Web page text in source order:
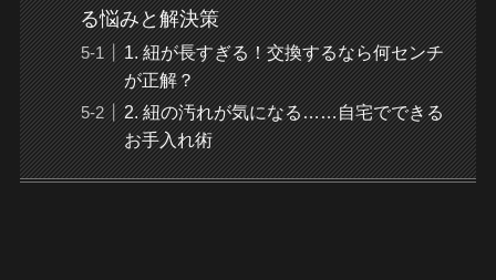
る悩みと解決策
1. 紐が長すぎる！交換するなら何センチ
が正解？
2. 紐の汚れが気になる……自宅でできる
お手入れ術